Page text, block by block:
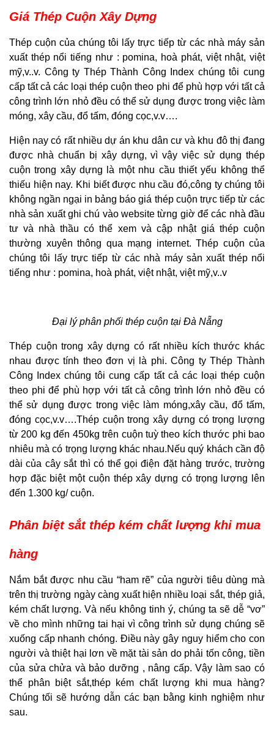
Giá Thép Cuộn Xây Dựng
Thép cuộn của chúng tôi lấy trực tiếp từ các nhà máy sản
xuất thép nổi tiếng như : pomina, hoà phát, việt nhật, việt
mỹ,v..v. Công ty Thép Thành Công Index chúng tôi cung
cấp tất cả các loại thép cuộn theo phi để phù hợp với tất cả
công trình lớn nhỏ đều có thể sử dụng được trong việc làm
móng, xây cầu, đổ tấm, đóng cọc,v.v….
Hiện nay có rất nhiều dự án khu dân cư và khu đô thị đang
được nhà chuẩn bị xây dựng, vì vậy việc sử dụng thép
cuộn trong xây dựng là một nhu cầu thiết yếu không thể
thiếu hiện nay. Khi biết được nhu cầu đó,công ty chúng tôi
không ngần ngại in bảng báo giá thép cuộn trực tiếp từ các
nhà sản xuất ghi chú vào website từng giờ để các nhà đầu
tư và nhà thầu có thể xem và cập nhật giá thép cuộn
thường xuyên thông qua mạng internet. Thép cuộn của
chúng tôi lấy trực tiếp từ các nhà máy sản xuất thép nổi
tiếng như : pomina, hoà phát, việt nhật, việt mỹ,v..v
Đại lý phân phối thép cuộn tại Đà Nẵng
Thép cuộn trong xây dựng có rất nhiều kích thước khác
nhau được tính theo đơn vị là phi. Công ty Thép Thành
Công Index chúng tôi cung cấp tất cả các loại thép cuộn
theo phi để phù hợp với tất cả công trình lớn nhỏ đều có
thể sử dụng được trong việc làm móng,xây cầu, đổ tấm,
đóng cọc,v.v….Thép cuộn trong xây dựng có trọng lượng
từ 200 kg đến 450kg trên cuộn tuỳ theo kích thước phi bao
nhiêu mà có trọng lượng khác nhau.Nếu quý khách cần độ
dài của cây sắt thì có thể gọi điện đặt hàng trước, trường
hợp đặc biệt một cuộn thép xây dựng có trọng lượng lên
đến 1.300 kg/ cuộn.
Phân biệt sắt thép kém chất lượng khi mua
hàng
Nắm bắt được nhu cầu “ham rẽ” của người tiêu dùng mà
trên thị trường ngày càng xuất hiện nhiều loại sắt, thép giả,
kém chất lượng. Và nếu không tinh ý, chúng ta sẽ dễ “vơ”
về cho mình những tai hại vì công trình sử dụng chúng sẽ
xuống cấp nhanh chóng. Điều này gây nguy hiểm cho con
người và thiệt hại lơn về mặt tài sản do phải tốn công, tiền
của sửa chửa và bảo dưỡng , nâng cấp. Vậy làm sao có
thể phân biệt sắt,thép kém chất lượng khi mua hàng?
Chúng tối sẽ hướng dẫn các bạn bằng kinh nghiệm như
sau.